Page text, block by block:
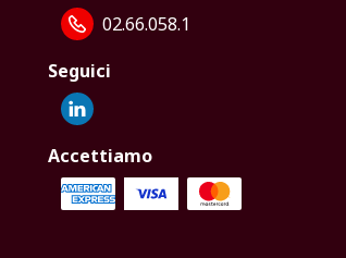
02.66.058.1
Seguici
Accettiamo